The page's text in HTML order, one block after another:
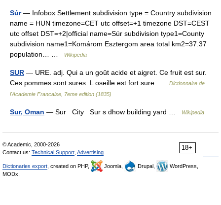
Súr— Infobox Settlement subdivision type = Country subdivision
name = HUN timezone=CET utc offset=+1 timezone DST=CEST
utc offset DST=+2|official name=Súr subdivision type1=County
subdivision name1=Komárom Esztergom area total km2=37.37
population… …
Wikipedia
SUR — URE. adj. Qui a un goût acide et aigret. Ce fruit est sur.
Ces pommes sont sures. L oseille est fort sure …
Dictionnaire de
l'Academie Francaise, 7eme edition (1835)
Sur, Oman — Sur City Sur s dhow building yard … Wikipedia
18+
© Academic, 2000-2026
Contact us: Technical Support Advertising
Dictionaries export , created on PHP, Joomla, Drupal,
WordPress,
MODx.